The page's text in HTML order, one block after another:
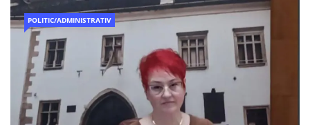
POLITIC/ADMINISTRATIV